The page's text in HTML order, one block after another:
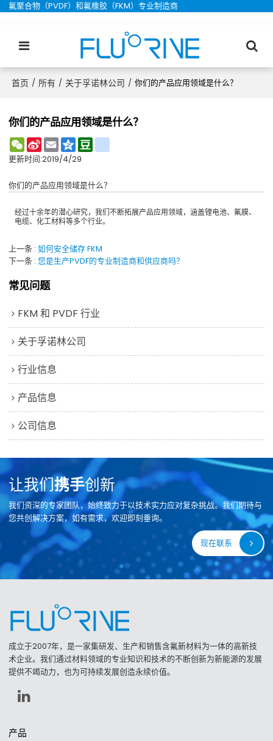
氟聚合物（PVDF）和氟橡胶（FKM）专业制造商
首页 / 所有 / 关于孚诺林公司 / 你们的产品应用领域是什么？
你们的产品应用领域是什么？
WeChat
Sina
Weibo
EmailQzone
更新时间:2019/4/29
你们的产品应用领域是什么？
经过十余年的潜心研究，我们不断拓展产品应用领域，涵盖锂电池、氟膜、
电缆、化工材料等多个行业。
上一条 如何安全储存 FKM
下一条 您是生产PVDF的专业制造商和供应商吗？
常见问题
FKM 和 PVDF 行业
关于孚诺林公司
行业信息
产品信息
公司信息
让我们携手创新
我们资深的专家团队，始终致力于以技术实力应对复杂挑战。我们期待与
您共创解决方案，如有需求，欢迎即刻垂询。
现在联系
成立于2007年，是一家集研发、生产和销售含氟新材料为一体的高新技
术企业。我们通过材料领域的专业知识和技术的不断创新为新能源的发展
提供不竭动力，也为可持续发展创造永续价值。
产品